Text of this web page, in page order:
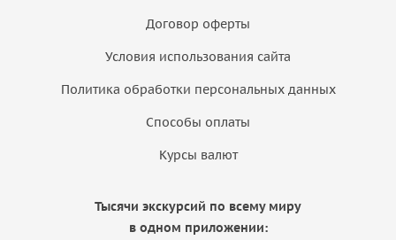
Договор оферты
Условия использования сайта
Политика обработки персональных данных
Способы оплаты
Курсы валют
Тысячи экскурсий по всему миру
в одном приложении: